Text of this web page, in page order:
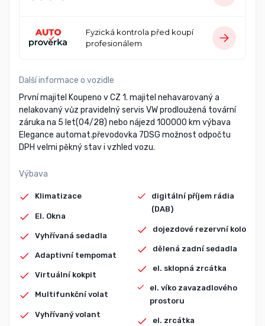
Fyzická kontrola před koupí
profesionálem
Další informace o vozidle
První majitel Koupeno v CZ 1. majitel nehavarovaný a
nelakovaný vůz pravidelný servis VW prodloužená tovární
záruka na 5 let(04/28) nebo nájezd 100000 km výbava
Elegance automat.převodovka 7DSG možnost odpočtu
DPH velmi pěkný stav i vzhled vozu.
Výbava
Klimatizace
El. Okna
Vyhřívaná sedadla
Adaptivní tempomat
Virtuální kokpit
Multifunkční volat
Vyhřívaný volant
digitální příjem rádia
(DAB)
dojezdové rezervní kolo
dělená zadní sedadla
el. sklopná zrcátka
el. víko zavazadlového
prostoru
el. zrcátka